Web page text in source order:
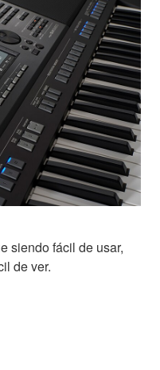
siendo fácil de usar,
de ver.